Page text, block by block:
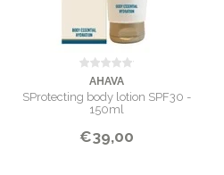
AHAVA
SProtecting body lotion SPF30 -
150ml
€39,00